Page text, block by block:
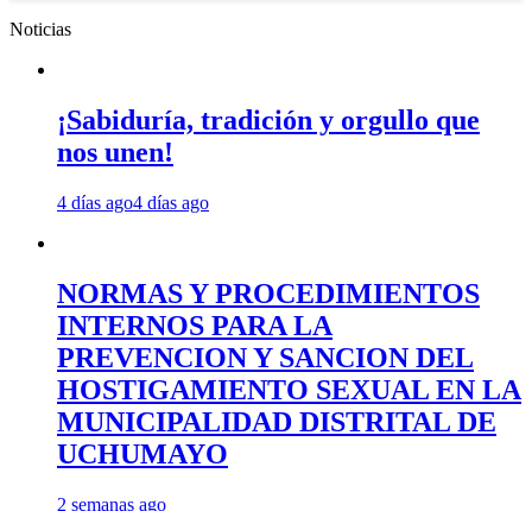
Noticias
¡Sabiduría, tradición y orgullo que
nos unen!
4 días ago4 días ago
NORMAS Y PROCEDIMIENTOS
INTERNOS PARA LA
PREVENCION Y SANCION DEL
HOSTIGAMIENTO SEXUAL EN LA
MUNICIPALIDAD DISTRITAL DE
UCHUMAYO
2 semanas ago